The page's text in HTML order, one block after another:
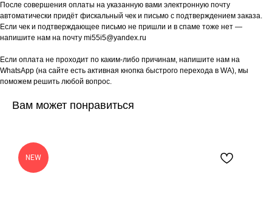
После совершения оплаты на указанную вами электронную почту
автоматически придёт фискальный чек и письмо с подтверждением заказа.
Если чек и подтверждающее письмо не пришли и в спаме тоже нет —
напишите нам на почту mi55i5@yandex.ru
Если оплата не проходит по каким-либо причинам, напишите нам на
WhatsApp (на сайте есть активная кнопка быстрого перехода в WA), мы
поможем решить любой вопрос.
Вам может понравиться
NEW